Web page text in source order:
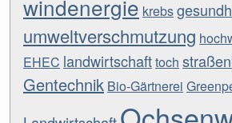
windenergie krebs
umweltverschmutzung
EHEC landwirtschafttoch
Gentechnik Bio-Gärtnerei